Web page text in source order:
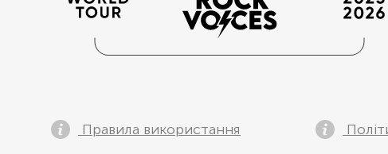
Правила використання